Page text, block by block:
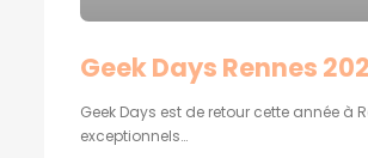
Geek Days Rennes
Geek Days est de retour cette année
exceptionnels…